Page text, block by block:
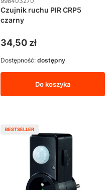
Czujnik ruchu PIR CRP5
czarny
Cena
34,50 zł
Do koszyka
Dostępność: dostępny
BESTSELLER